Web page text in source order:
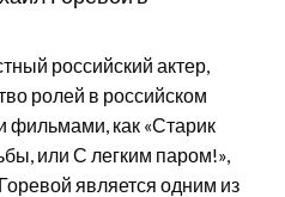
российский актер,
ролей в российском
фильмами, как «Старик
или С легким паром!»,
является одним из